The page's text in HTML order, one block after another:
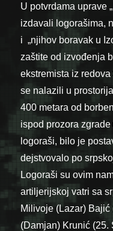
U potvrdama uprave
izdavali logorašima,
i „njihov boravak u
zaštite od izvođenja
ekstremista iz
se nalazili u
400 metara od
ispod prozora
logoraši, bilo je
dejstvovalo po
Logoraši su ovim
artiljerijskoj vatri sa
Milivoje (Lazar)
(Damjan) Krunić (25.